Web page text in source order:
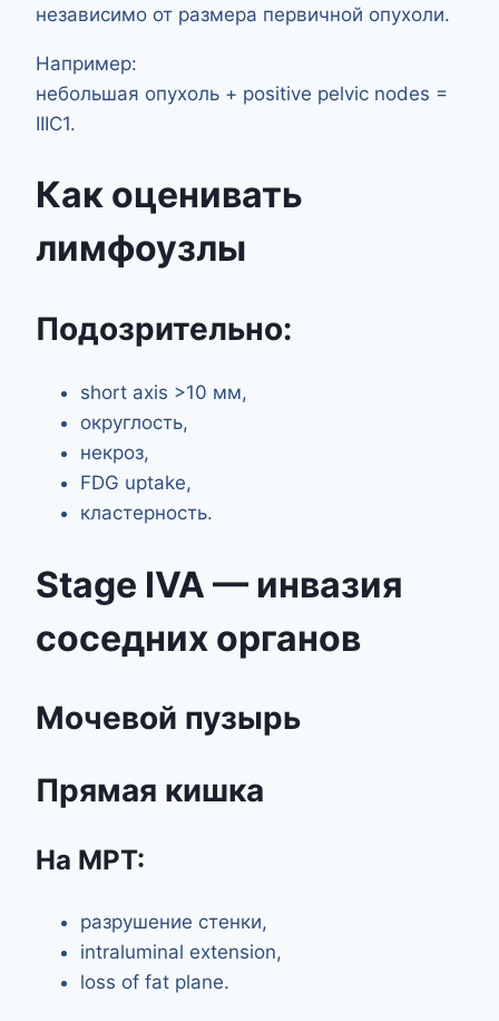
независимо от размера первичной опухоли.
Например:
небольшая опухоль + positive pelvic nodes =
IIIC1.
Как оценивать
лимфоузлы
Подозрительно:
short axis >10 мм,
округлость,
некроз,
FDG uptake,
кластерность.
Stage IVA — инвазия
соседних органов
Мочевой пузырь
Прямая кишка
На МРТ:
разрушение стенки,
intraluminal extension,
loss of fat plane.